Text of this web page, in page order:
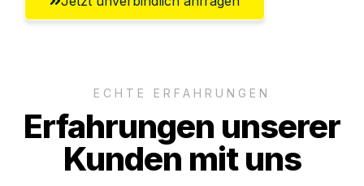
ECHTE ERFAHRUNGEN
Erfahrungen unserer
Kunden mit uns